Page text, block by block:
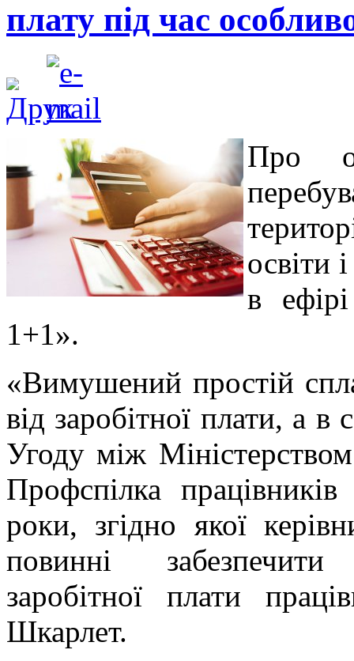
плату під час
Про
освіти
в
1+1».
«Вимушений простій
від заробітної плати, а
Угоду між
Профспілка
роки, згідно якої
повинні забезпечити
заробітної плати
Шкарлет.